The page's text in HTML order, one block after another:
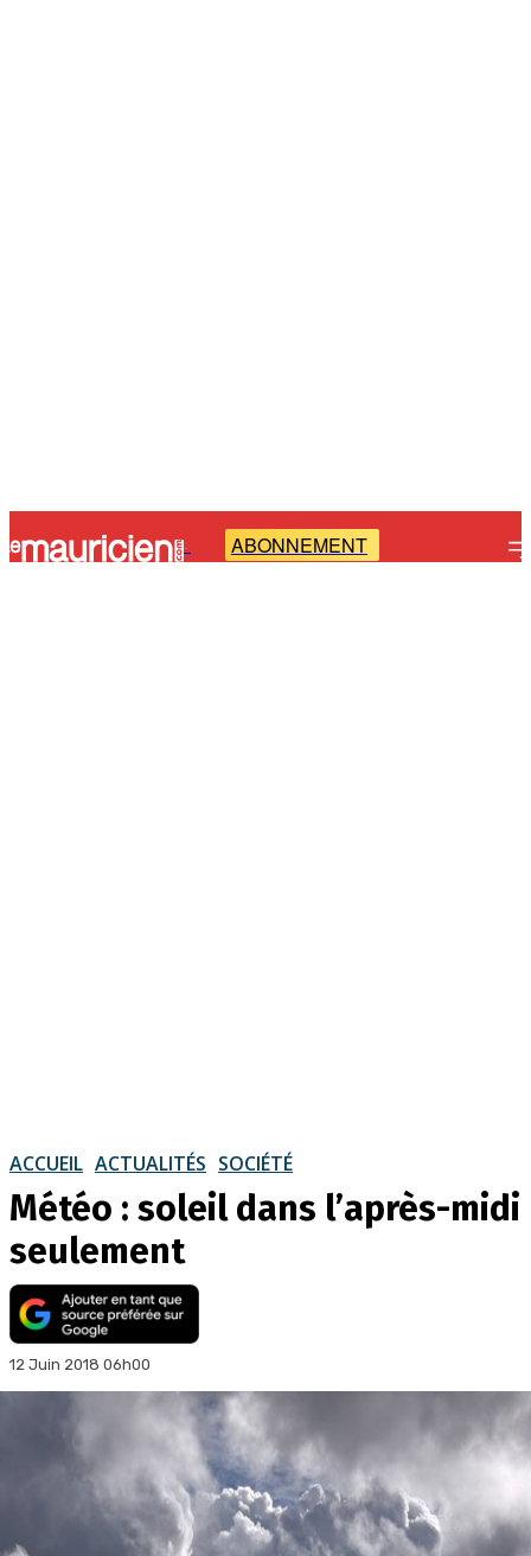
- ABONNEMENT
ACCUEIL ACTUALITÉS SOCIÉTÉ
Météo : soleil dans l’après-midi
seulement
12 Juin 2018 06h00